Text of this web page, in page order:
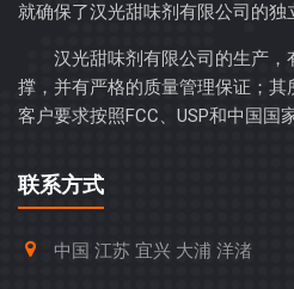
就确保了汉光甜味剂有限公司的独
汉光甜味剂有限公司的生产
撑，并有严格的质量管理保证；
客户要求按照FCC、USP和中国国
联系方式
中国 江苏 宜兴 大浦 洋渚